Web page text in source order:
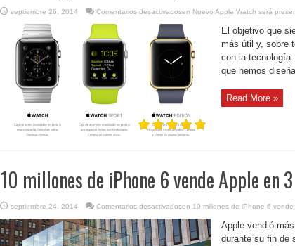
septiembre 26, 2014 Comentarios desactivadosen Nuevo Apple Watch será
El objetivo que
más útil y, sobre
con la
que hemos
Read More »
10 millones de iPhone 6 vende Apple en
septiembre 24, 2014 Comentarios desactivadosen 10 millones de iPhone 6
Apple vendió
durante su fin de